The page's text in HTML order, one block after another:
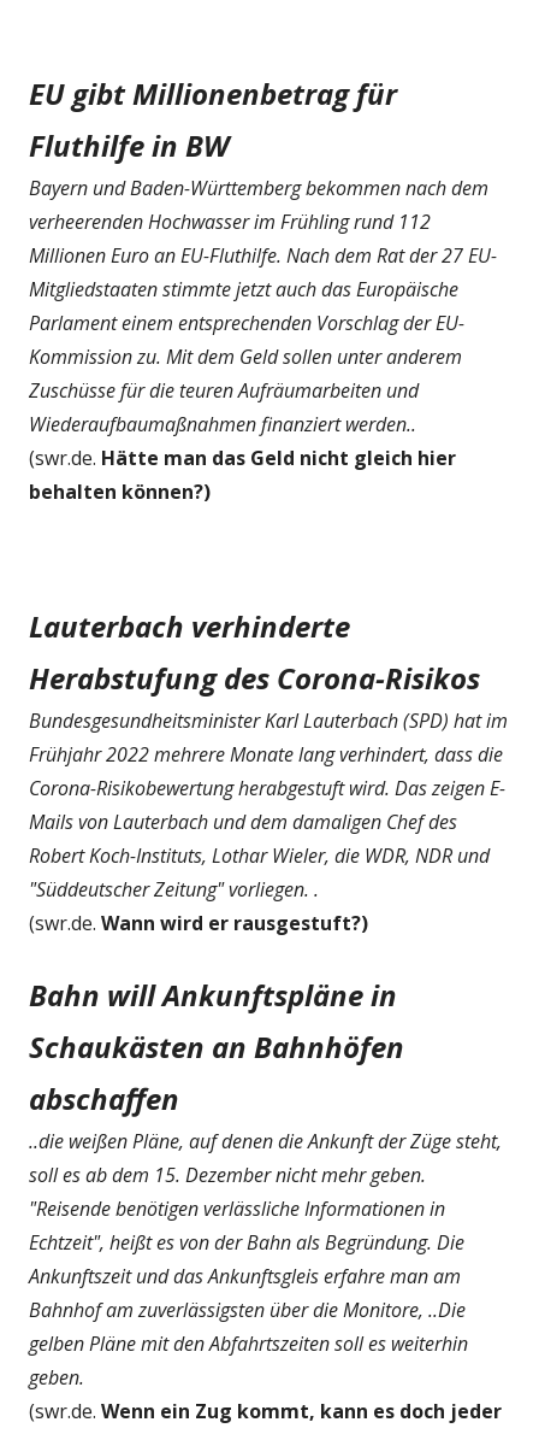
EU gibt Millionenbetrag für
Fluthilfe in BW
Bayern und Baden-Württemberg bekommen nach dem
verheerenden Hochwasser im Frühling rund 112
Millionen Euro an EU-Fluthilfe. Nach dem Rat der 27 EU-
Mitgliedstaaten stimmte jetzt auch das Europäische
Parlament einem entsprechenden Vorschlag der EU-
Kommission zu. Mit dem Geld sollen unter anderem
Zuschüsse für die teuren Aufräumarbeiten und
Wiederaufbaumaßnahmen finanziert werden..
(swr.de. Hätte man das Geld nicht gleich hier
behalten können?)
Lauterbach verhinderte
Herabstufung des Corona-Risikos
Bundesgesundheitsminister Karl Lauterbach (SPD) hat im
Frühjahr 2022 mehrere Monate lang verhindert, dass die
Corona-Risikobewertung herabgestuft wird. Das zeigen E-
Mails von Lauterbach und dem damaligen Chef des
Robert Koch-Instituts, Lothar Wieler, die WDR, NDR und
"Süddeutscher Zeitung" vorliegen. .
(swr.de. Wann wird er rausgestuft?)
Bahn will Ankunftspläne in
Schaukästen an Bahnhöfen
abschaffen
..die weißen Pläne, auf denen die Ankunft der Züge steht,
soll es ab dem 15. Dezember nicht mehr geben.
"Reisende benötigen verlässliche Informationen in
Echtzeit", heißt es von der Bahn als Begründung. Die
Ankunftszeit und das Ankunftsgleis erfahre man am
Bahnhof am zuverlässigsten über die Monitore, ..Die
gelben Pläne mit den Abfahrtszeiten soll es weiterhin
geben.
(swr.de. Wenn ein Zug kommt, kann es doch jeder